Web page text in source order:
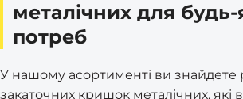
металічних для будь-
потреб
У нашому асортименті ви знайдете
закаточних кришок металічних, які